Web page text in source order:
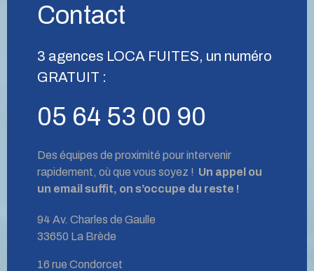
Contact
3 agences LOCA FUITES, un numéro
GRATUIT :
05 64 53 00 90
Des équipes de proximité pour intervenir
rapidement, où que vous soyez ! Un appel ou
un email suffit, on s’occupe du reste !
94 Av. Charles de Gaulle
33650 La Brède
16 rue Condorcet